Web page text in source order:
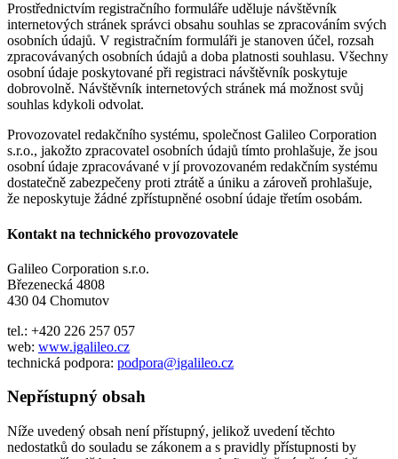
Prostřednictvím registračního formuláře uděluje návštěvník
internetových stránek správci obsahu souhlas se zpracováním svých
osobních údajů. V registračním formuláři je stanoven účel, rozsah
zpracovávaných osobních údajů a doba platnosti souhlasu. Všechny
osobní údaje poskytované při registraci návštěvník poskytuje
dobrovolně. Návštěvník internetových stránek má možnost svůj
souhlas kdykoli odvolat.
Provozovatel redakčního systému, společnost Galileo Corporation
s.r.o., jakožto zpracovatel osobních údajů tímto prohlašuje, že jsou
osobní údaje zpracovávané v jí provozovaném redakčním systému
dostatečně zabezpečeny proti ztrátě a úniku a zároveň prohlašuje,
že neposkytuje žádné zpřístupněné osobní údaje třetím osobám.
Kontakt na technického provozovatele
Galileo Corporation s.r.o.
Březenecká 4808
430 04 Chomutov
tel.: +420 226 257 057
web: www.igalileo.cz
technická podpora: podpora@igalileo.cz
Nepřístupný obsah
Níže uvedený obsah není přístupný, jelikož uvedení těchto
nedostatků do souladu se zákonem a s pravidly přístupnosti by